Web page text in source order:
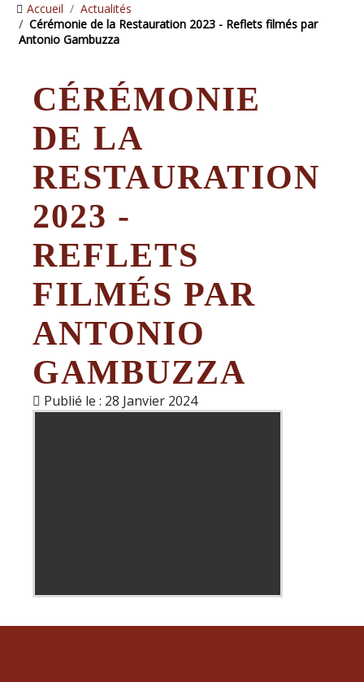
Accueil
Actualités
Cérémonie de la Restauration 2023 - Reflets filmés par
Antonio Gambuzza
CÉRÉMONIE
DE LA
RESTAURATION
2023 -
REFLETS
FILMÉS PAR
ANTONIO
GAMBUZZA
Publié le : 28 Janvier 2024